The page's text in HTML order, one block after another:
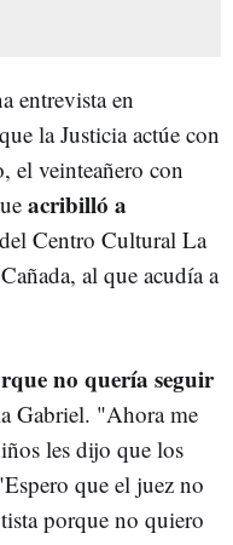
entrevista en
la Justicia actúe con
el veinteañero con
acribilló a
Centro Cultural La
al que acudía a
no quería seguir
Gabriel. "Ahora me
les dijo que los
que el juez no
porque no quiero